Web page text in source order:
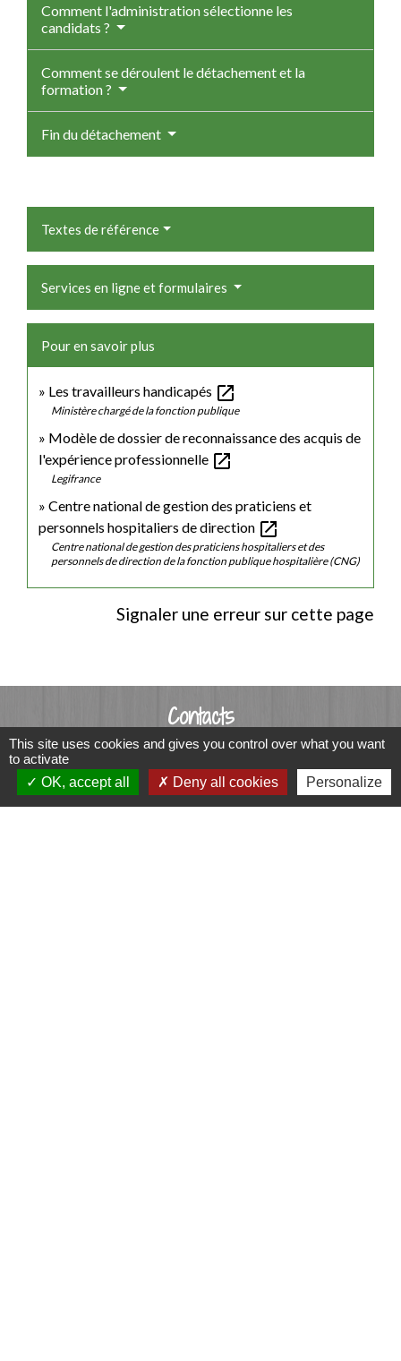
Comment l'administration sélectionne les
candidats ?
Comment se déroulent le détachement et la
formation ?
Fin du détachement
Textes de référence
Services en ligne et formulaires
Pour en savoir plus
Les travailleurs handicapés open_in_new
Ministère chargé de la fonction publique
Modèle de dossier de reconnaissance des acquis de
l'expérience professionnelle open_in_new
Legifrance
Centre national de gestion des praticiens et
personnels hospitaliers de direction open_in_new
Centre national de gestion des praticiens hospitaliers et des
personnels de direction de la fonction publique hospitalière (CNG)
Signaler une erreur sur cette page
Contacts
Commune de Luitré-Dompierre
14 rue de Normandie - LUITRE
35133 Luitré-Dompierre - FRANCE
This site uses cookies and gives you control over what you want
to activate
OK, accept all
Deny all cookies Personalize